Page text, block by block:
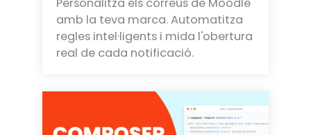
amb la teva marca. Automatitza
regles intel·ligents i mida l'obertura
real de cada notificació.